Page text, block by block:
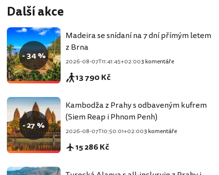
Další akce
- 34 %
Madeira se snídaní na 7 dní přímým letem
z Brna
2026-08-07T11:41:45+02:003 komentáře
13 790 Kč
- 27 %
Kambodža z Prahy s odbaveným kufrem
(Siem Reap i Phnom Penh)
2026-08-07T10:50:01+02:003 komentáře
15 286 Kč